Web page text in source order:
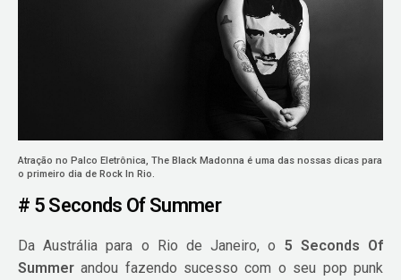
Atração no Palco Eletrônica, The Black Madonna é uma das nossas dicas para
o primeiro dia de Rock In Rio.
# 5 Seconds Of Summer
Da Austrália para o Rio de Janeiro, o 5 Seconds Of
Summer andou fazendo sucesso com o seu pop punk